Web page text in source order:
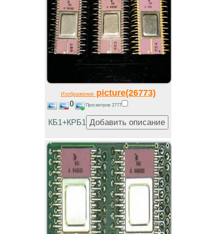
Изображениеpicture(26773)
0 Просмотров 2777
КБ1+КРБ1